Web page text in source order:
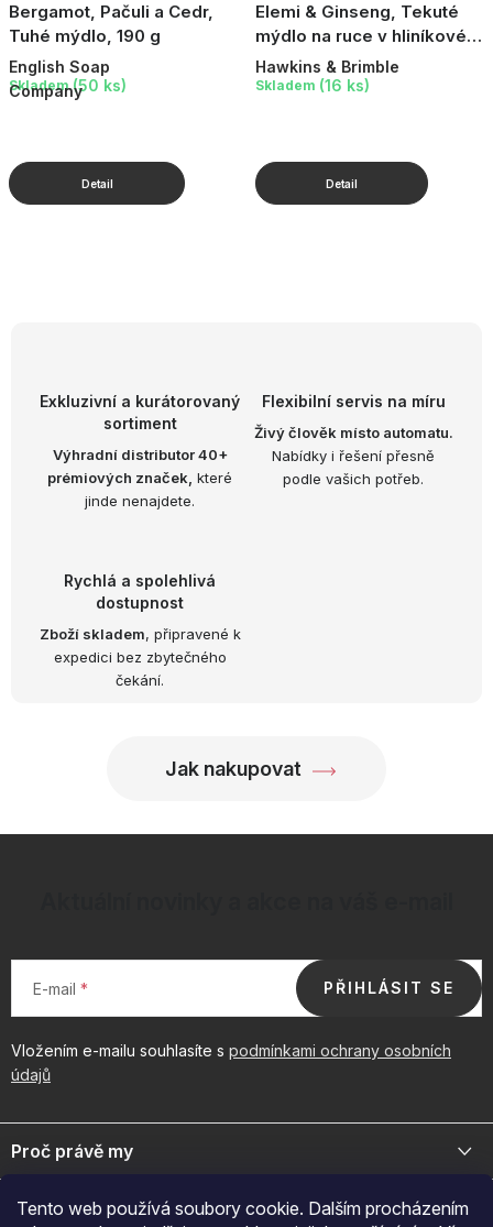
Tento web používá soubory cookie. Dalším procházením
Bergamot, Pačuli a Cedr,
Tuhé mýdlo, 190 g
English Soap
Company
Skladem (50 ks)
Elemi & Ginseng, Tekuté
mýdlo na ruce v hliníkové
láhvi, 300 ml
Hawkins & Brimble
Skladem (16 ks)
Exkluzivní a kurátorovaný
sortiment
Výhradní distributor 40+
prémiových značek, které
jinde nenajdete.
Flexibilní servis na míru
Živý člověk místo automatu.
Nabídky i řešení přesně
podle vašich potřeb.
Rychlá a spolehlivá
dostupnost
Zboží skladem, připravené k
expedici bez zbytečného
čekání.
Jak nakupovat
E-mail
Vložením e-mailu souhlasíte s podmínkami ochrany osobních
údajů
PŘIHLÁSIT SE
á
pProč právě my
byznys. Spojte se s námi pro exkluzivní velkoobchodní nabídky.
Důležité odkazy